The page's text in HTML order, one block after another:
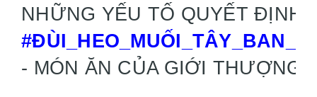
NHỮNG YẾU TỐ QUYẾT ĐỊNH
- MÓN ĂN CỦA GIỚI THƯỢNG